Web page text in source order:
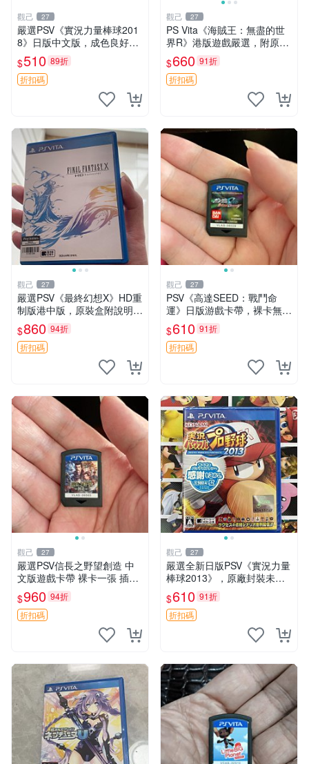
觀己 27
嚴選PSV《實況力量棒球201
8》日版中文版，成色良好卡
帶無包裝，功能完好支援原
機，經典體育遊戲推薦收藏。
體育迷必備！ 實況 棒球 PS5
$510 89折
折扣碼
觀己 27
PS Vita《海賊王：無盡的世
界R》港版遊戲嚴選，附原廠
包裝，狀態如新，運作順暢，
支援Vita平臺 無盡世界 港版
游戲
$660 91折
折扣碼
觀己 27
嚴選PSV《最終幻想X》HD重
制版港中版，原裝盒附說明
書，卡帶及盒子狀態極佳，支
持PSV，中文界面清晰，二手
市場熱銷，同城交易安心之選
$860 94折
折扣碼
觀己 27
PSV《高達SEED：戰鬥命
運》日版游戲卡帶，裸卡無盒
庫存珍藏 可玩 新手推薦 高達
迷必入 SEED 游戲卡 PSV游
戲
$610 91折
折扣碼
觀己 27
嚴選PSV信長之野望創造 中
文版遊戲卡帶 裸卡一張 插卡
即用 支持中文界面 適合歷史
模擬粉絲 歷史 游戲 PSV
$960 94折
折扣碼
觀己 27
嚴選全新日版PSV《實況力量
棒球2013》，原廠封裝未開
盒 實況 力量 棒球2013
$610 91折
折扣碼